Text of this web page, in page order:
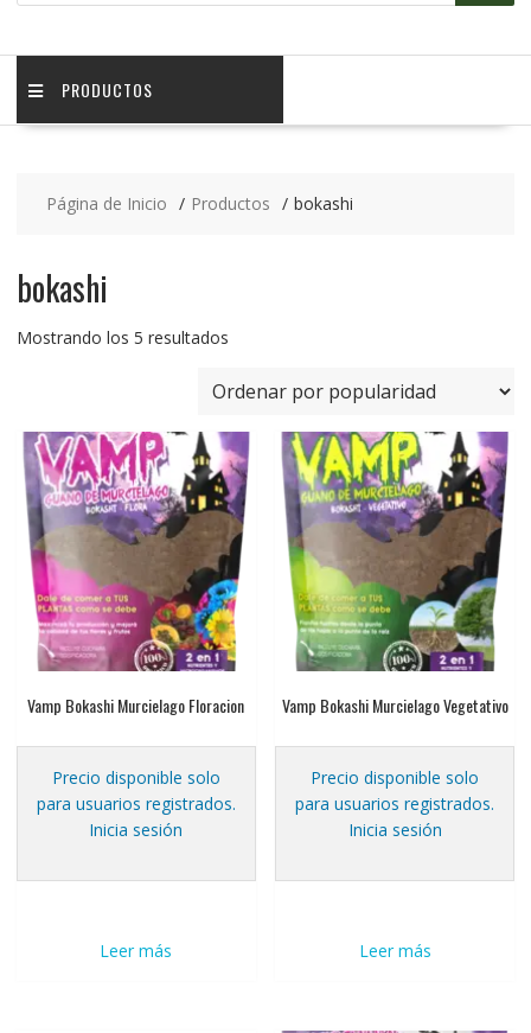
PRODUCTOS
Página de Inicio Productos bokashi
bokashi
Mostrando los 5 resultados
Vamp Bokashi Murcielago Floracion
Precio disponible solo
para usuarios registrados.
Inicia sesión
Leer más
Vamp Bokashi Murcielago Vegetativo
Precio disponible solo
para usuarios registrados.
Inicia sesión
Leer más